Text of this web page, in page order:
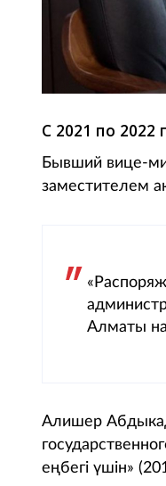
С 2021 по
Бывший вице-
заместителем
Алматы
Алишер
еңбегі үшін»